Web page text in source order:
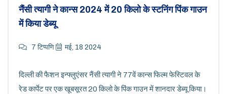
नैंसी त्यागी ने कान्स 2024 में 20 किलो के स्टनिंग पिंक गाउन
में किया डेब्यू
7 टिप्पणि मई, 18 2024
दिल्ली की फैशन इन्फ्लुएंसर नैंसी त्यागी ने 77वें कान्स फिल्म फेस्टिवल के
रेड कार्पेट पर एक खूबसूरत 20 किलो के पिंक गाउन में शानदार डेब्यू किया।